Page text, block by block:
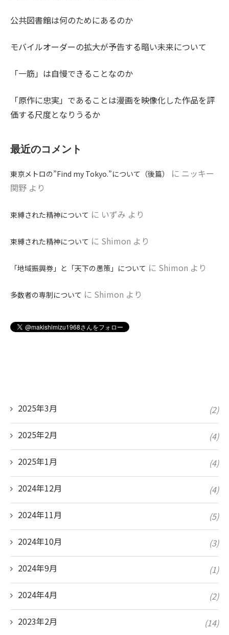
公共図書館は何のためにあるのか
モバイルオーダーの拡大が予告する暗い未来について
「一筋」は自慢できることなのか
「原作に忠実」であることは漫画を映像化した作品を評
価する尺度となりうるか
最近のコメント
東京メトロの”Find my Tokyo.”について（後篇） に ニッキー
関野 より
束縛された精神について に いずみ より
束縛された精神について に Shimon より
「地域振興券」と「天下の愚策」について に Shimon より
多数者の専制について に Shimon より
2025年3月 (2)
2025年2月 (4)
2025年1月 (4)
2024年12月 (4)
2024年11月 (5)
2024年10月 (3)
2024年9月 (1)
2024年4月 (2)
2023年2月 (14)